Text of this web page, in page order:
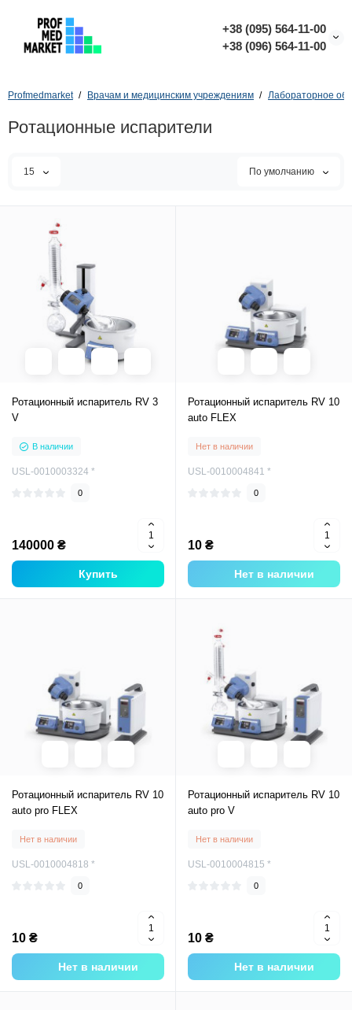
+38 (095) 564-11-00
+38 (096) 564-11-00
Profmedmarket Врачам и медицинским учреждениям Лабораторное
Ротационные испарители
15 По умолчанию
Ротационный испаритель RV 3
V
В наличии
USL-0010003324 *
0
140000 ₴
Купить
Ротационный испаритель RV 10
auto FLEX
Нет в наличии
USL-0010004841 *
0
10 ₴
Нет в наличии
Ротационный испаритель RV 10
auto pro FLEX
Нет в наличии
USL-0010004818 *
0
10 ₴
Нет в наличии
Ротационный испаритель RV 10
auto pro V
Нет в наличии
USL-0010004815 *
0
10 ₴
Нет в наличии